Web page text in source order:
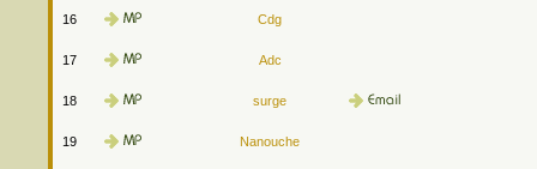
16 Cdg
17 Adc
18 surge
19 Nanouche